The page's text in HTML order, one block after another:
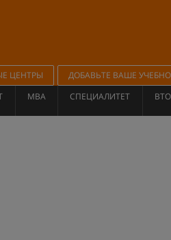
ЦЕНТРЫ
ДОБАВЬТЕ ВАШЕ
MBA СПЕЦИАЛИТЕТ